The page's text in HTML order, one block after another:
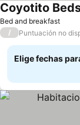
Bed and breakfast
Coyotito
/ Puntuación no
Elige fechas